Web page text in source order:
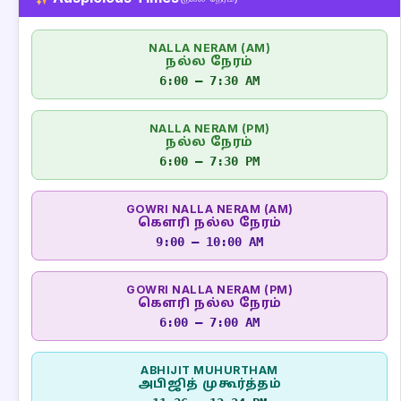
NALLA NERAM (AM)
நல்ல நேரம்
6:00 – 7:30 AM
NALLA NERAM (PM)
நல்ல நேரம்
6:00 – 7:30 PM
GOWRI NALLA NERAM (AM)
கௌரி நல்ல நேரம்
9:00 – 10:00 AM
GOWRI NALLA NERAM (PM)
கௌரி நல்ல நேரம்
6:00 – 7:00 AM
ABHIJIT MUHURTHAM
அபிஜித் முகூர்த்தம்